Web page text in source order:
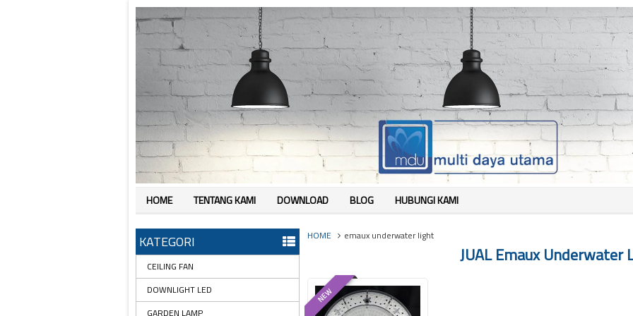
HOME TENTANG KAMI DOWNLOAD BLOG HUBUNGI KAMI
HOME emaux underwater light
JUAL Emaux Underwater
NEW
KATEGORI
CEILING FAN
DOWNLIGHT LED
GARDEN LAMP